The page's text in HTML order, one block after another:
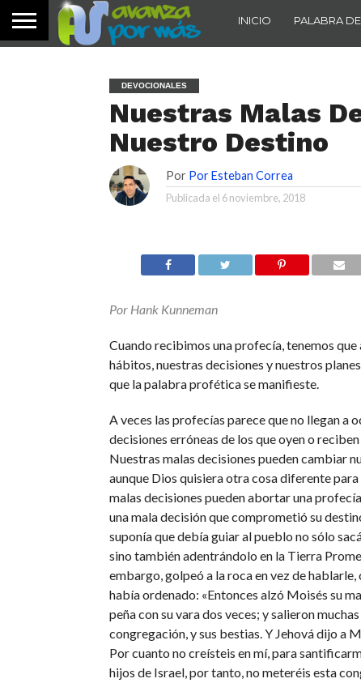
INICIO PALABRA
DEVOCIONALES
Nuestras Malas
Nuestro Destino
Por Por Esteban Correa
Publicada el 6 noviembre, 2018
Por Hank Kunneman
Cuando recibimos una profecía, tenemos que
hábitos, nuestras decisiones y nuestros
que la palabra profética se manifieste.
A veces las profecías parece que no llegan a
decisiones erróneas de los que oyen o
Nuestras malas decisiones pueden cambiar
aunque Dios quisiera otra cosa diferente para
malas decisiones pueden abortar una
una mala decisión que comprometió su
suponía que debía guiar al pueblo no sólo
sino también adentrándolo en la Tierra
embargo, golpeó a la roca en vez de hablarle,
había ordenado: «Entonces alzó Moisés su
peña con su vara dos veces; y salieron
congregación, y sus bestias. Y Jehová dijo a
Por cuanto no creísteis en mí, para
hijos de Israel, por tanto, no meteréis esta